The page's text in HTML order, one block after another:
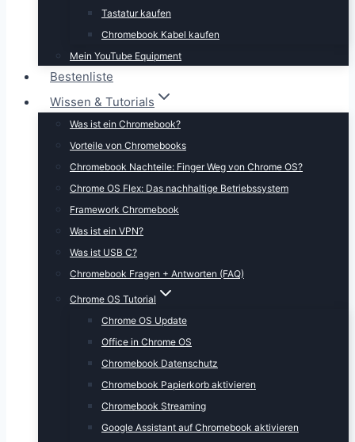
Tastatur kaufen
Chromebook Kabel kaufen
Mein YouTube Equipment
Bestenliste
Wissen & Tutorials
Was ist ein Chromebook?
Vorteile von Chromebooks
Chromebook Nachteile: Finger Weg von Chrome OS?
Chrome OS Flex: Das nachhaltige Betriebssystem
Framework Chromebook
Was ist ein VPN?
Was ist USB C?
Chromebook Fragen + Antworten (FAQ)
Chrome OS Tutorial
Chrome OS Update
Office in Chrome OS
Chromebook Datenschutz
Chromebook Papierkorb aktivieren
Chromebook Streaming
Google Assistant auf Chromebook aktivieren